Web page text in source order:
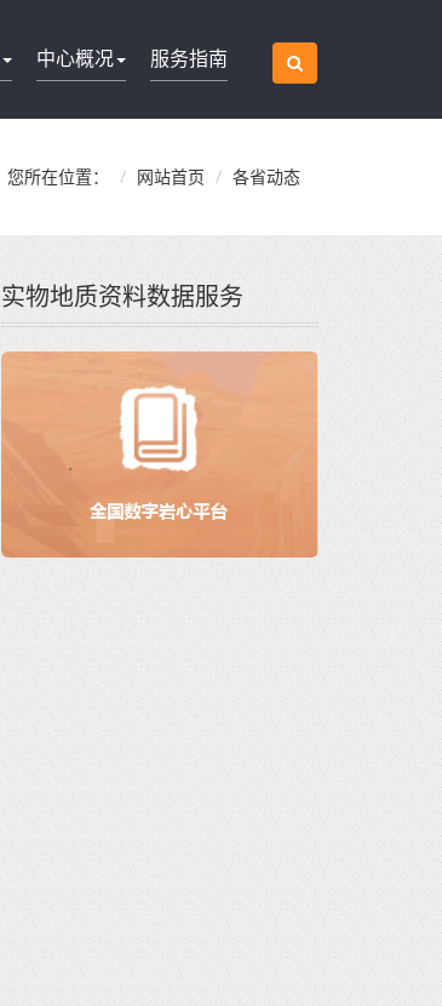
中心概况 服务指南
您所在位置： 网站首页 各省动态
实物地质资料数据服务